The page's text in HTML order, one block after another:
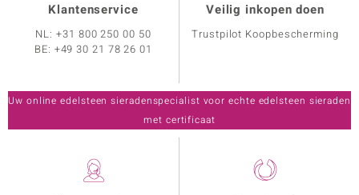
Klantenservice
NL:+31 800 250 00 50
BE: +49 30 21 78 26 01
Veilig inkopen doen
Trustpilot Koopbescherming
Uw online edelsteen sieradenspecialist voor echte edelsteen sieraden
met certificaat